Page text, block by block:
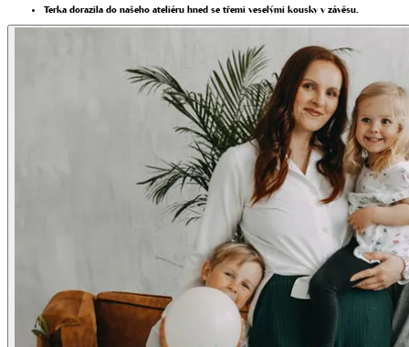
Terka dorazila do našeho ateliéru hned se třemi veselými kousky v závěsu.